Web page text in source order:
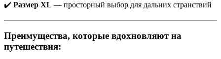
✔️ Размер XL — просторный выбор для дальних странствий
Преимущества, которые вдохновляют на
путешествия: